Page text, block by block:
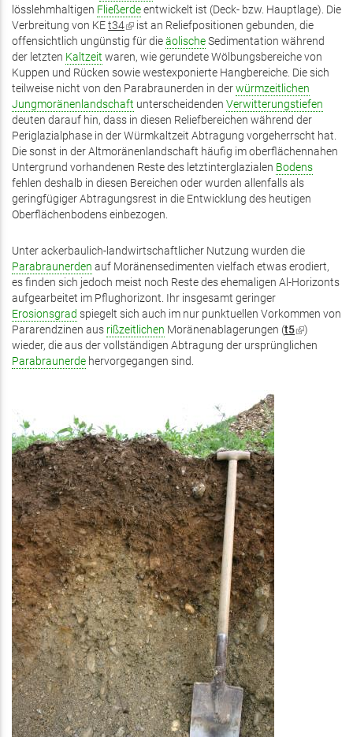
ist
extern)
lösslehmhaltigen Fließerdeentwickelt ist (Deck- bzw. Hauptlage). Die
Verbreitung von KEt34(Link
ist
extern)
ist an Reliefpositionen gebunden, die
offensichtlich ungünstig für dieäolischeSedimentation während
der letzten Kaltzeit waren, wie gerundete Wölbungsbereiche von
Kuppen und Rücken sowie westexponierte Hangbereiche. Die sich
teilweise nicht von den Parabraunerden in derwürmzeitlichen
Jungmoränenlandschaft unterscheidenden Verwitterungstiefen
deuten darauf hin, dass in diesen Reliefbereichen während der
Periglazialphase in der Würmkaltzeit Abtragung vorgeherrscht hat.
Die sonst in der Altmoränenlandschaft häufig im oberflächennahen
Untergrund vorhandenen Reste des letztinterglazialen Bodens
fehlen deshalb in diesen Bereichen oder wurden allenfalls als
geringfügiger Abtragungsrest in die Entwicklung des heutigen
Oberflächenbodens einbezogen.
Unter ackerbaulich-landwirtschaftlicher Nutzung wurden die
Parabraunerden auf Moränensedimenten vielfach etwas erodiert,
es finden sich jedoch meist noch Reste des ehemaligen Al-Horizonts
aufgearbeitet im Pflughorizont. Ihr insgesamt geringer
Erosionsgrad spiegelt sich auch im nur punktuellen Vorkommen von
Pararendzinen aus rißzeitlichen Moränenablagerungen (t5(Link
ist
)
wieder, die aus der vollständigen Abtragung der ursprünglichen
Parabraunerde hervorgegangen sind.